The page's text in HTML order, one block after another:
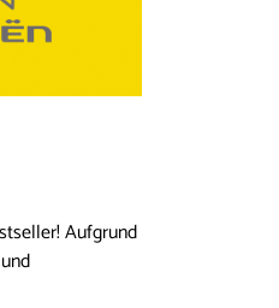
Aufgrund
und